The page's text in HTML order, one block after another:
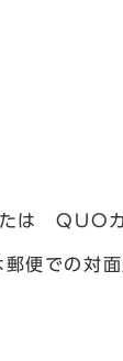
は
便での対